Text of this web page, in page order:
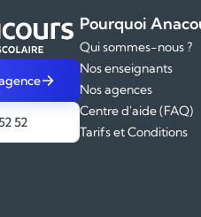
52
Pourquoi
Qui sommes-nous ?
Nos enseignants
Nos agences
Centre d'aide (FAQ)
Tarifs et Conditions